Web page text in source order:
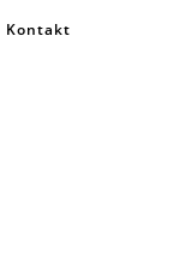
Kontakt